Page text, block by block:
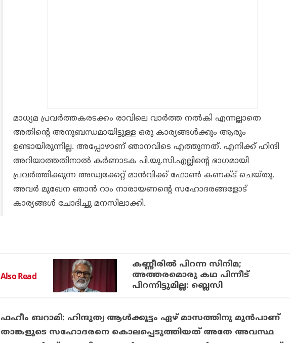
മാധ്യമ പ്രവർത്തകരടക്കം രാവിലെ വാർത്ത നൽകി എന്നല്ലാതെ
അതിന്റെ അനുബന്ധമായിട്ടുള്ള ഒരു കാര്യങ്ങൾക്കും ആരും
ഉണ്ടായിരുന്നില്ല. അപ്പോഴാണ് ഞാനവിടെ എത്തുന്നത്. എനിക്ക് ഹിന്ദി
അറിയാത്തതിനാൽ കർണാടക പി.യു.സി.എല്ലിന്റെ ഭാഗമായി
പ്രവർത്തിക്കുന്ന അഡ്വക്കേറ്റ് മാൻവിക്ക് ഫോൺ കണക്ട് ചെയ്തു.
അവർ മുഖേന ഞാൻ റാം നാരായണന്റെ സഹോദരങ്ങളോട്
കാര്യങ്ങൾ ചോദിച്ചു മനസിലാക്കി.
Also Read
കണ്ണീരിൽ പിറന്ന സിനിമ;
അത്തരമൊരു കഥ പിന്നീട്
പിറന്നിട്ടുമില്ല: ബ്ലെസി
ഫഹീം ബറാമി: ഹിന്ദുത്വ ആൾക്കൂട്ടം ഏഴ് മാസത്തിനു മുൻപാണ്
താങ്കളുടെ സഹോദരനെ കൊലപ്പെടുത്തിയത് അതേ അവസ്ഥ